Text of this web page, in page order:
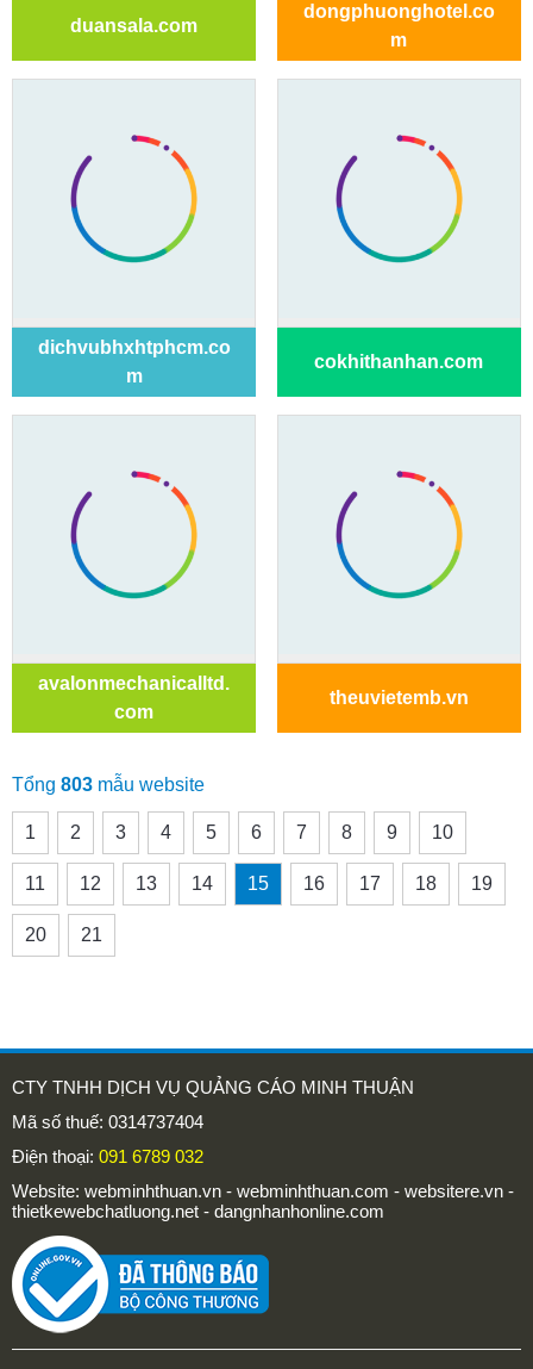
duansala.com
dongphuonghotel.co
m
dichvubhxhtphcm.co
m
cokhithanhan.com
avalonmechanicalltd.
com
theuvietemb.vn
Tổng 803 mẫu website
1 2 3 4 5 6 7 8 9 10
11 12 13 14 15 16 17 18 19
20 21
CTY TNHH DỊCH VỤ QUẢNG CÁO MINH THUẬN
Mã số thuế: 0314737404
Điện thoại: 091 6789 032
Website: webminhthuan.vn - webminhthuan.com - websitere.vn -
thietkewebchatluong.net - dangnhanhonline.com